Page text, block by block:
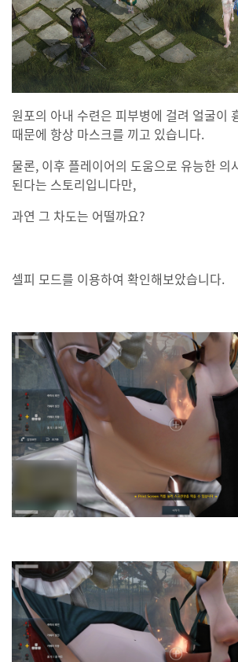
원포의 아내 수련은 피부병에 걸려 얼굴이
때문에 항상 마스크를 끼고 있습니다.
물론, 이후 플레이어의 도움으로 유능한 의
된다는 스토리입니다만,
과연 그 차도는 어떨까요?
셀피 모드를 이용하여 확인해보았습니다.